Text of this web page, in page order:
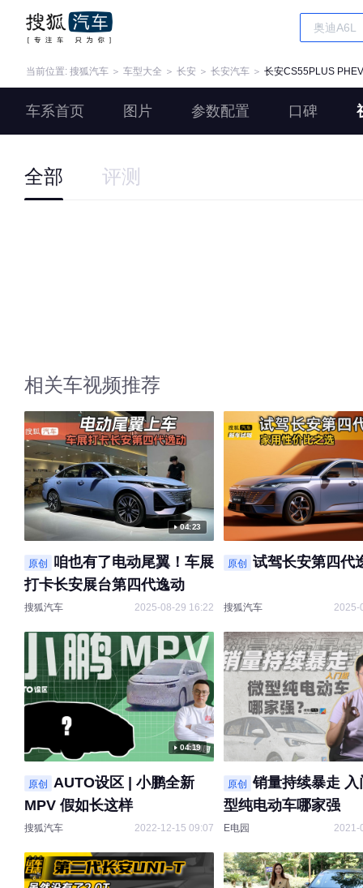
当前位置: 搜狐汽车 ＞ 车型大全 ＞ 长安 ＞ 长安汽车 ＞ 长安CS55PLUS PHEV
车系首页 图片 参数配置 口碑
全部 评测
相关车视频推荐
04:23
原创
咱也有了电动尾翼！车展
打卡长安展台第四代逸动
搜狐汽车 2025-08-29 16:22
原创 试驾长安第四代
搜狐汽车 2025-
04:19
原创
AUTO设区 | 小鹏全新
MPV 假如长这样
搜狐汽车 2022-12-15 09:07
原创
销量持续暴走 入
型纯电动车哪家强
E电园 2021-